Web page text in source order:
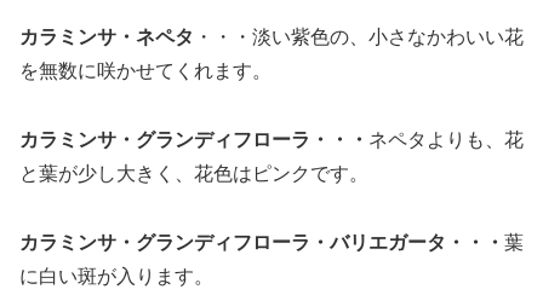
カラミンサ・ネペタ ・・・淡い紫色の、小さなかわいい花
を無数に咲かせてくれます。
カラミンサ・グランディフローラ・・・ ネペタよりも、花
と葉が少し大きく、花色はピンクです。
カラミンサ・グランディフローラ・バリエガータ・・・ 葉
に白い斑が入ります。